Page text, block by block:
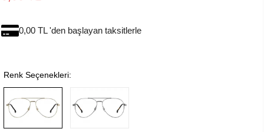
0,00 TL 'den başlayan taksitlerle
Renk Seçenekleri: